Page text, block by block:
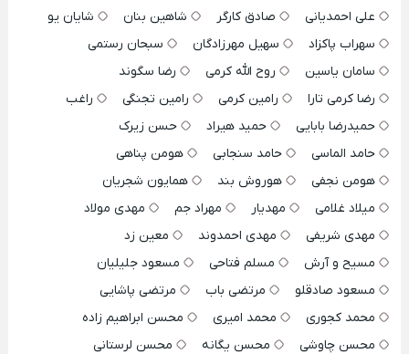
علی احمدیانی
صادق کارگر شاهین بنان
شایان یو
سهراب پاکزاد
سهیل مهرزادگان
سبحان رستمی
سامان یاسین
روح الله کرمی
رضا سگوند
رضا کرمی تارا
رامین کرمی رامین تجنگی
راغب
حمیدرضا بابایی
حمید هیراد
حسن زیرک
حامد الماسی
حامد سنجابی
هومن پناهی
هومن نجفی
هوروش بند
همایون شجریان
میلاد غلامی
مهدیار مهراد جم
مهدی مولاد
مهدی شریفی
مهدی احمدوند
معین زد
مسیح و آرش
مسلم فتاحی
مسعود جلیلیان
مسعود صادقلو
مرتضی باب
مرتضی پاشایی
محمد کجوری
محمد امیری
محسن ابراهیم زاده
محسن چاوشی
محسن یگانه محسن لرستانی